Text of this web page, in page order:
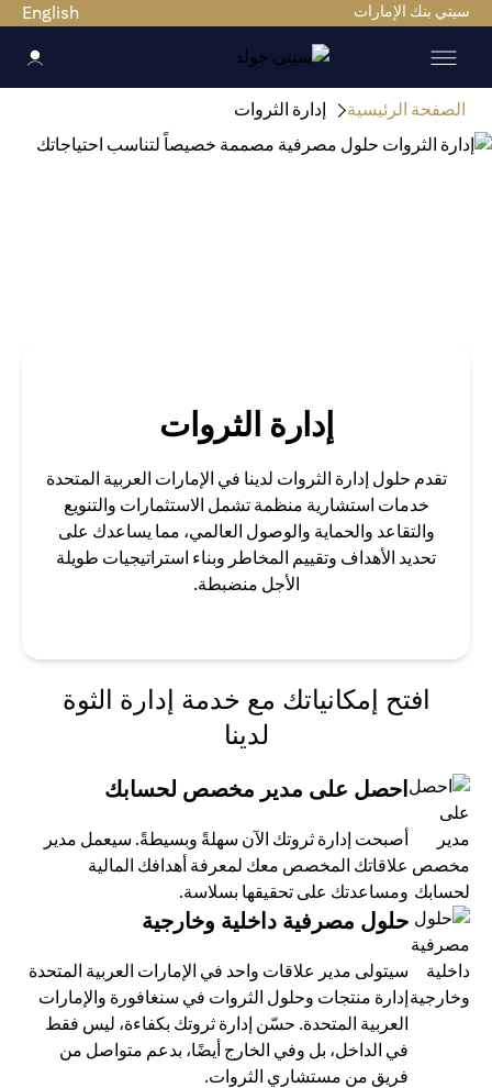
بنك الإمارات English
الرئيسية إدارة الثروات
إدارة الثروات
تقدم حلول إدارة الثروات لدينا في الإمارات العربية المتحدة
خدمات استشارية منظمة تشمل الاستثمارات والتنويع
والتقاعد والحماية والوصول العالمي، مما يساعدك على
تحديد الأهداف وتقييم المخاطر وبناء استراتيجيات طويلة
الأجل منضبطة.
افتح إمكانياتك مع خدمة إدارة الثوة
لدينا
احصل على مدير مخصص لحسابك
أصبحت إدارة ثروتك الآن سهلةً وبسيطةً. سيعمل مدير
علاقاتك المخصص معك لمعرفة أهدافك المالية
ومساعدتك على تحقيقها بسلاسة.
حلول مصرفية داخلية وخارجية
سيتولى مدير علاقات واحد في الإمارات العربية المتحدة
إدارة منتجات وحلول الثروات في سنغافورة والإمارات
العربية المتحدة. حسّن إدارة ثروتك بكفاءة، ليس فقط
في الداخل، بل وفي الخارج أيضًا، بدعم متواصل من
فريق من مستشاري الثروات.